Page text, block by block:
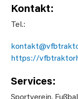
Kontakt:
Tel.:
https://
Services:
Sportverein,